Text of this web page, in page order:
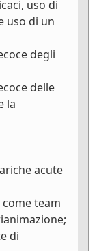
uso di
uso di un
degli
delle
la
acute
team
di